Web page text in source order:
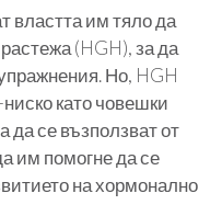
властта им тяло да
(HGH), за да
Но, HGH
като човешки
да се възползват от
им помогне да се
на хормонално